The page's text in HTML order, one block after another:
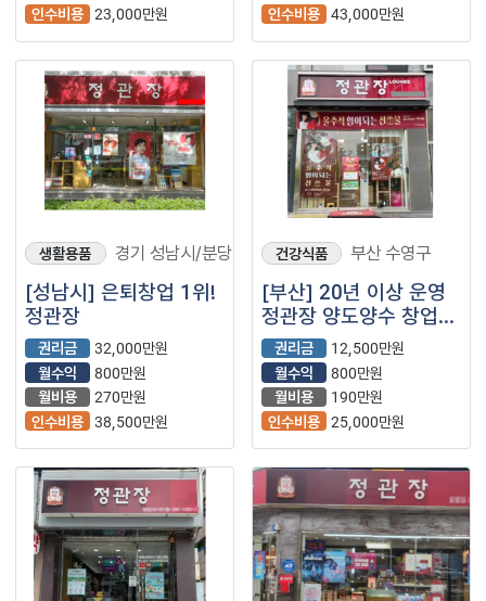
인수비용 23,000만원
인수비용 43,000만원
생활용품 경기 성남시/분당
[성남시] 은퇴창업 1위!
정관장
권리금
32,000만원
월수익
800만원
월비용
270만원
인수비용 38,500만원
건강식품 부산 수영구
[부산] 20년 이상 운영
정관장 양도양수 창업
(은퇴창업/
안정적인창업)
권리금
12,500만원
월수익
800만원
월비용
190만원
인수비용 25,000만원